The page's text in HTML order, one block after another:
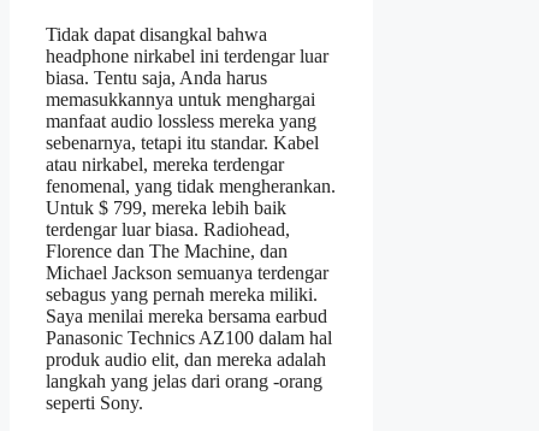
Tidak dapat disangkal bahwa
headphone nirkabel ini terdengar luar
biasa. Tentu saja, Anda harus
memasukkannya untuk menghargai
manfaat audio lossless mereka yang
sebenarnya, tetapi itu standar. Kabel
atau nirkabel, mereka terdengar
fenomenal, yang tidak mengherankan.
Untuk $ 799, mereka lebih baik
terdengar luar biasa. Radiohead,
Florence dan The Machine, dan
Michael Jackson semuanya terdengar
sebagus yang pernah mereka miliki.
Saya menilai mereka bersama earbud
Panasonic Technics AZ100 dalam hal
produk audio elit, dan mereka adalah
langkah yang jelas dari orang -orang
seperti Sony.